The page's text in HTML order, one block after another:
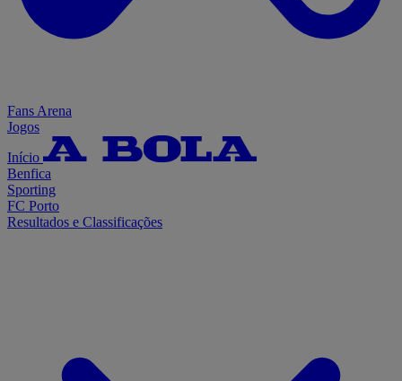
Fans Arena
Jogos
Início
Benfica
Sporting
FC Porto
Resultados e Classificações